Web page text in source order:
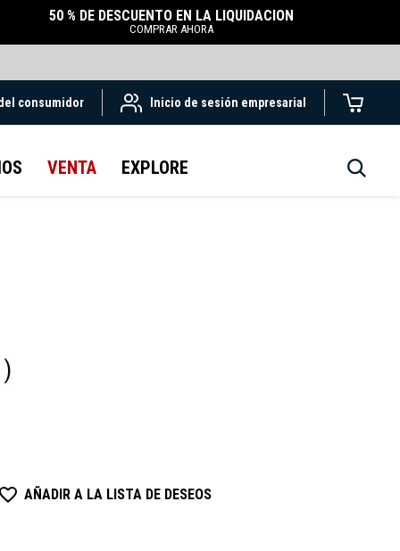
50 % DE DESCUENTO EN LA LIQUIDACIÓN
COMPRAR AHORA
consumidor Inicio de sesión empresarial
VENTA EXPLORE
)
AÑADIR A LA LISTA DE DESEOS